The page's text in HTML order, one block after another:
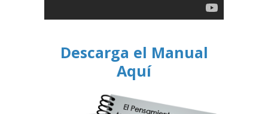
Descarga el Manual
Aquí